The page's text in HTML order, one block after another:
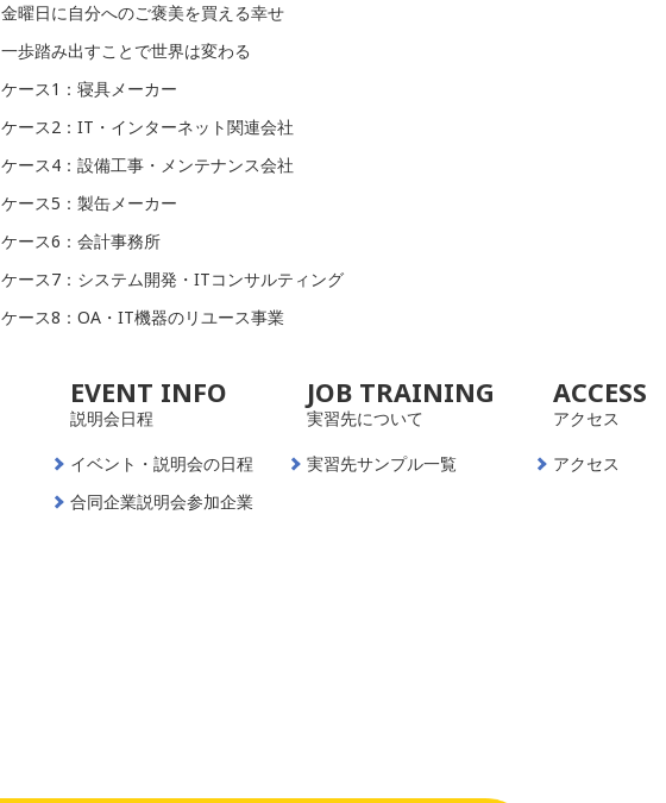
金曜日に自分へのご褒美を買える幸せ
一歩踏み出すことで世界は変わる
ケース1：寝具メーカー
ケース2：IT・インターネット関連会社
ケース4：設備工事・メンテナンス会社
ケース5：製缶メーカー
ケース6：会計事務所
ケース7：システム開発・ITコンサルティング
ケース8：OA・IT機器のリユース事業
EVENT INFO
説明会日程
イベント・説明会の日程
合同企業説明会参加企業
JOB TRAINING
実習先について
実習先サンプル一覧
ACCESS
アクセス
アクセス